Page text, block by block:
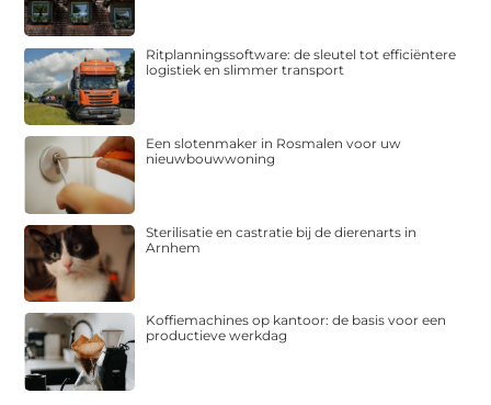
Ritplanningssoftware: de sleutel tot efficiëntere
logistiek en slimmer transport
Een slotenmaker in Rosmalen voor uw
nieuwbouwwoning
Sterilisatie en castratie bij de dierenarts in
Arnhem
Koffiemachines op kantoor: de basis voor een
productieve werkdag